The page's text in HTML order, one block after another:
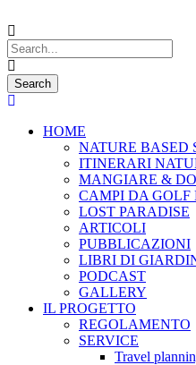
HOME
NATURE BASED
ITINERARI
MANGIARE &
CAMPI DA GOLF
LOST PARADISE
ARTICOLI
PUBBLICAZIONI
LIBRI DI
PODCAST
GALLERY
IL PROGETTO
REGOLAMENTO
SERVICE
Travel